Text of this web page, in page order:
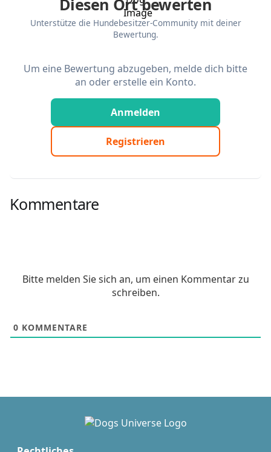
Diesen Ort bewerten
Unterstütze die Hundebesitzer-Community mit deiner
Bewertung.
Um eine Bewertung abzugeben, melde dich bitte
an oder erstelle ein Konto.
Anmelden
Registrieren
Kommentare
Bitte melden Sie sich an, um einen Kommentar zu
schreiben.
0 KOMMENTARE